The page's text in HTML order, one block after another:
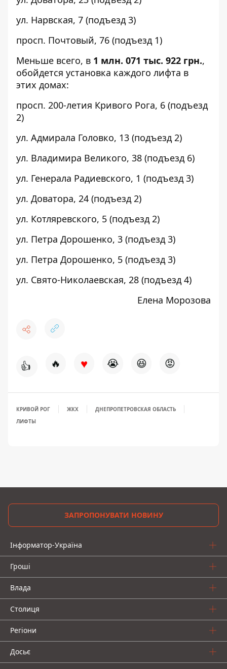
ул. Нарвская, 7 (подъезд 3)
просп. Почтовый, 76 (подъезд 1)
Меньше всего, в 1 млн. 071 тыс. 922 грн.,
обойдется установка каждого лифта в
этих домах:
просп. 200-летия Кривого Рога, 6 (подъезд
2)
ул. Адмирала Головко, 13 (подъезд 2)
ул. Владимира Великого, 38 (подъезд 6)
ул. Генерала Радиевского, 1 (подъезд 3)
ул. Доватора, 24 (подъезд 2)
ул. Котляревского, 5 (подъезд 2)
ул. Петра Дорошенко, 3 (подъезд 3)
ул. Петра Дорошенко, 5 (подъезд 3)
ул. Свято-Николаевская, 28 (подъезд 4)
Елена Морозова
👍 🔥 ♥ 😭 😆 😡
КРИВОЙ РОГ ЖКХ
ДНЕПРОПЕТРОВСКАЯ ОБЛАСТЬ
ЛИФТЫ
ЗАПРОПОНУВАТИ НОВИНУ
Інформатор-Україна
Гроші
Влада
Столиця
Регіони
Досьє